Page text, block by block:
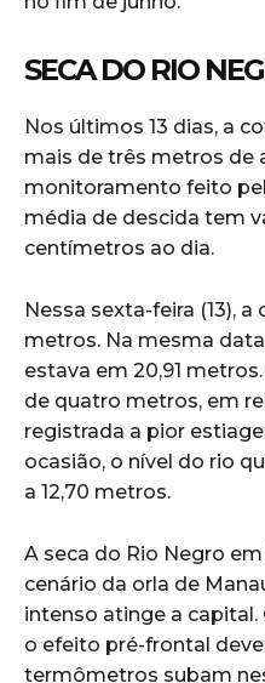
SECA DO RIO
Nos últimos 13 dias, a
mais de três metros de
monitoramento feito
média de descida tem
centímetros ao dia.
Nessa sexta-feira (13),
metros. Na mesma
estava em 20,91
de quatro metros, em
registrada a pior
ocasião, o nível do rio
a 12,70 metros.
A seca do Rio Negro
cenário da orla de
intenso atinge a
o efeito pré-frontal
termômetros subam